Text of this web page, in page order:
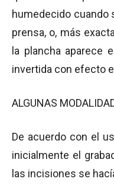
humedecido cuando
prensa, o, más
la plancha aparece
invertida con efecto
ALGUNAS
De acuerdo con el
inicialmente el
las incisiones se